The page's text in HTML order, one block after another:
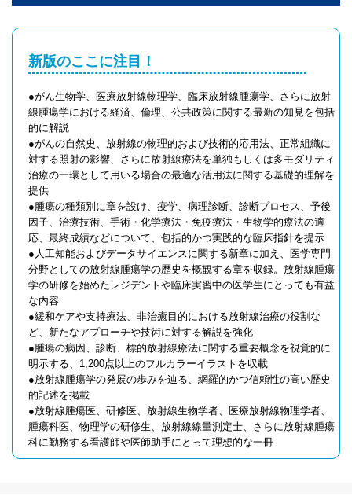
新版のここに注目！
●がん生物学、医療放射線物理学、臨床放射線腫瘍学、さらに放射
線腫瘍学における経済、倫理、公共政策に関する最新の知見を包括
的に解説
●がんの自然史、放射線の物理的および技術的応用法、正常組織に
対する照射の影響、さらに放射線療法を単独もしくは多モダリティ
治療の一環として用いる場合の最適な活用法に関する基礎的理解を
提供
●腫瘍の種類別に章を設け、疫学、病理診断、診断プロセス、予後
因子、治療技術、手術・化学療法・免疫療法・生物学的療法の適
応、最終成績などについて、包括的かつ実践的な臨床指針を提示
●人工知能およびデータサイエンスに関する新章に加え、医学専門
分野としての放射線腫瘍学の歴史を概観する章を収録。放射線腫瘍
学の研修を始めたレジデントや臨床実習中の医学生にとっても有益
な内容
●緩和ケアや支持療法、非治癒目的における放射線治療の役割な
ど、新たなアプローチや技術に対する解説を強化
●腫瘍の病因、診断、標的放射線療法に関する重要概念を視覚的に
明示する、1,200点以上のフルカラーイラストを収載
●放射線腫瘍学の発展の歩みを辿る、網羅的かつ信頼性の高い歴史
的記述を掲載
●放射線腫瘍医、研修医、放射線生物学者、医療放射線物理学者、
腫瘍科医、物理学の研修生、放射線線量測定士、さらに放射線腫瘍
科に勤務する看護師や医師助手にとって理想的な一冊